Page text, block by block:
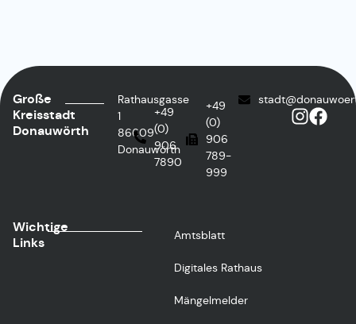
Große
Kreisstadt
Donauwörth
Rathausgasse
1
86609
Donauwörth
+49
(0)
906
7890
+49
(0)
906
789-
999
Wichtige
Links
Amtsblatt
Digitales Rathaus
Mängelmelder